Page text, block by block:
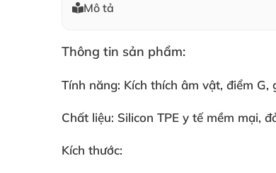
Mô tả
Thông tin sản phẩm:
Tính năng: Kích thích âm vật, điểm G,
Chất liệu: Silicon TPE y tế mềm mại,
Kích thước: